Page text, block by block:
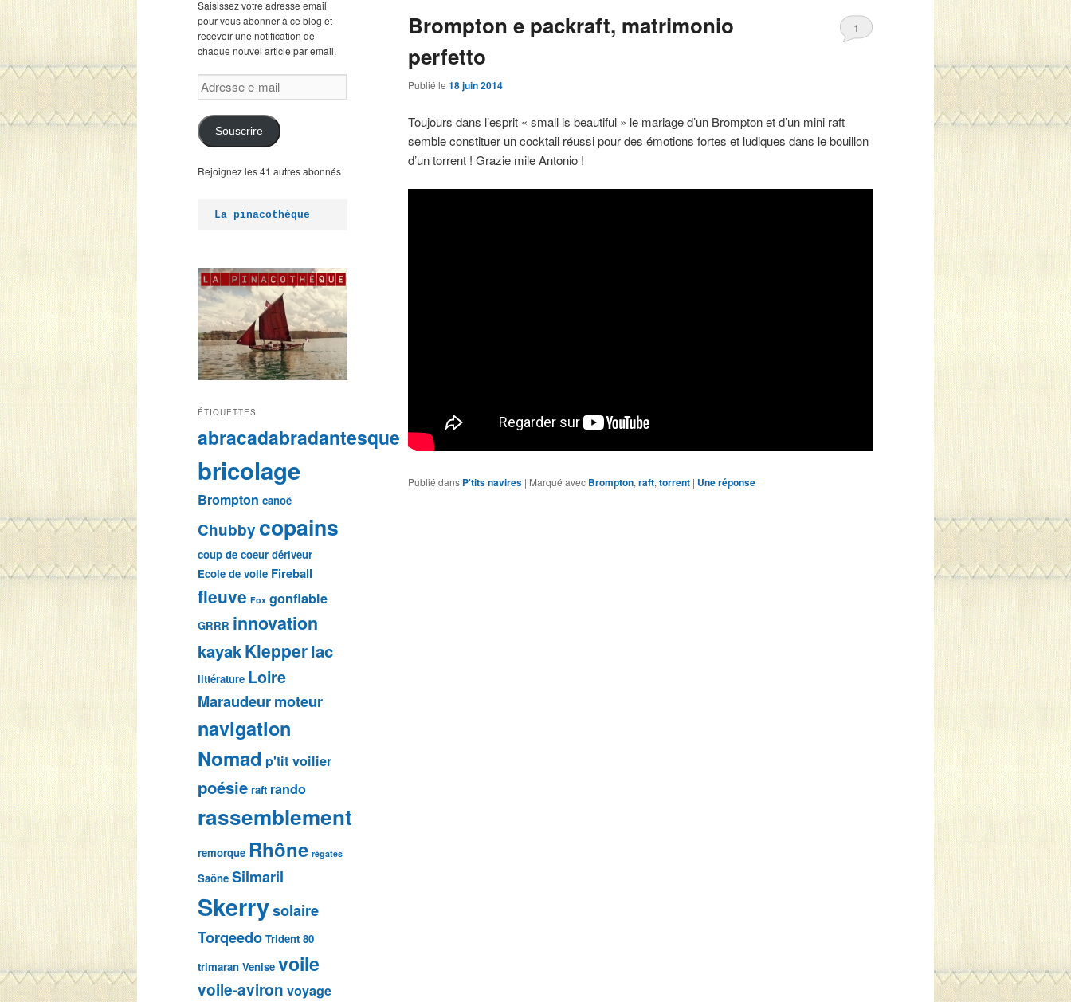
Brompton e packraft, matrimonio
perfetto
Publié le 18 juin 2014
1
Toujours dans l’esprit « small is beautiful » le mariage d’un Brompton et d’un mini raft
semble constituer un cocktail réussi pour des émotions fortes et ludiques dans le bouillon
d’un torrent ! Grazie mile Antonio !
Publié dans P'tits navires | Marqué avec Brompton, raft, torrent | Uneréponse
Saisissez votre adresse email
pour vous abonner à ce blog et
recevoir une notification de
chaque nouvel article par email.
Adresse
e-
Souscrire
Rejoignez les 41 autres abonnés
La pinacothèque
ÉTIQUETTES
abracadabradantesque
bricolage
Brompton canoë
Chubby copains
coup de coeur dériveur
Ecole de voile Fireball
fleuve Fox gonflable
GRRR innovation
kayakKlepperlac
littérature Loire
Maraudeurmoteur
navigation
Nomad p'tit voilier
poésie raft rando
rassemblement
remorque Rhône régates
Saône Silmaril
Skerrysolaire
Torqeedo Trident 80
trimaran Venise voile
voile-aviron voyage